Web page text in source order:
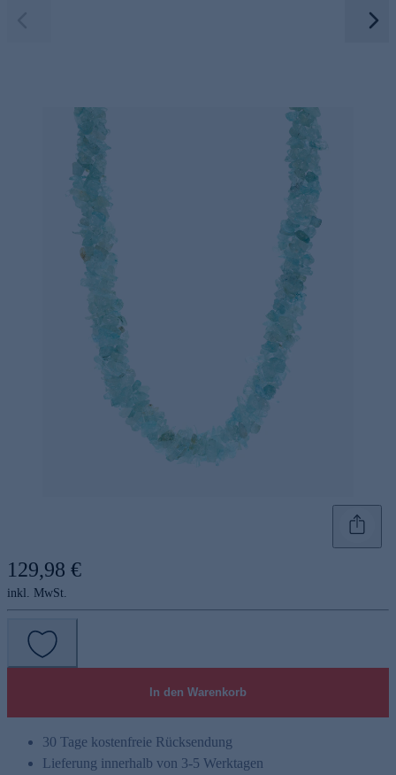
129,98 €
inkl. MwSt.
In den Warenkorb
30 Tage kostenfreie Rücksendung
Lieferung innerhalb von 3-5 Werktagen